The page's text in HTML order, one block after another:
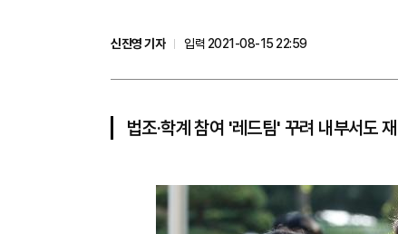
신진영 기자
입력 2021-08-15 22:59
법조·학계 참여 '레드팀' 꾸려 내부서도